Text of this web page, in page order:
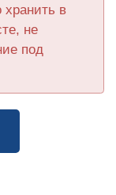
в
не
под